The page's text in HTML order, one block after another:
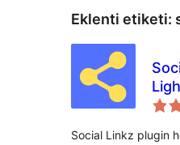
Eklenti etiketi:
fast
Social Linkz plugin